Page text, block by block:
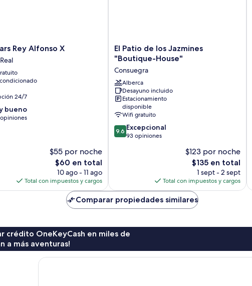
Rey Alfonso X
24/7
bueno
$55 por noche
El
precio
actual
es
$60 en total
10 ago - 11 ago
Total con impuestos y cargos
El
Patio
los
Jazmines
"Boutique-
House"
Consuegra
El Patio de los Jazmines
"Boutique-House"
Consuegra
Alberca
Desayuno incluido
Estacionamiento
disponible
Wifi gratuito
9.6
de
9.6 Excepcional
93 opiniones
$123 por noche
El
precio
actual
es
de
$135
$135 en total
1 sept - 2 sept
Total con impuestos y cargos
Comparar propiedades similares
crédito OneKeyCash en miles de
a más aventuras!